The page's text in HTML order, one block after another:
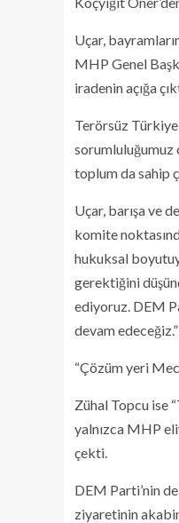
Uçar,
MHP Genel
iradenin açığa
Terörsüz
sorumluluğumuz
toplum da sahip
Uçar, barışa ve
komite
hukuksal
gerektiğini
ediyoruz. DEM
devam
“Çözüm yeri
Zühal Topcu ise
yalnızca MHP
çekti.
DEM Parti’nin
ziyaretinin